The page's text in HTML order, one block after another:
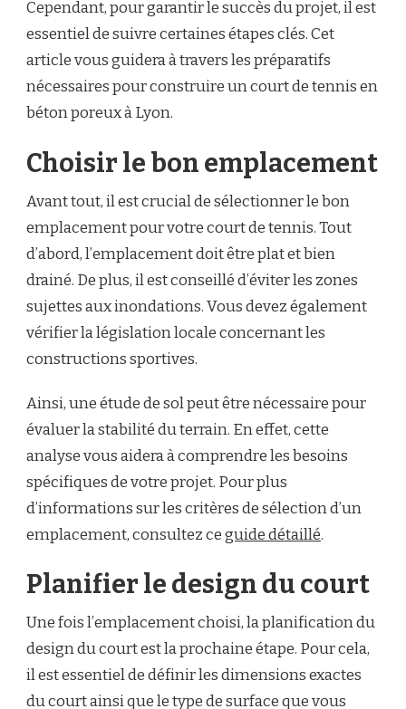
POREUX
LYON
Cependant, pour garantir le succès du projet, il est
essentiel de suivre certaines étapes clés. Cet
article vous guidera à travers les préparatifs
nécessaires pour construire un court de tennis en
béton poreux à Lyon.
Choisir le bon emplacement
Avant tout, il est crucial de sélectionner le bon
emplacement pour votre court de tennis. Tout
d’abord, l’emplacement doit être plat et bien
drainé. De plus, il est conseillé d’éviter les zones
sujettes aux inondations. Vous devez également
vérifier la législation locale concernant les
constructions sportives.
Ainsi, une étude de sol peut être nécessaire pour
évaluer la stabilité du terrain. En effet, cette
analyse vous aidera à comprendre les besoins
spécifiques de votre projet. Pour plus
d’informations sur les critères de sélection d’un
emplacement, consultez ceguide détaillé.
Planifier le design du court
Une fois l’emplacement choisi, la planification du
design du court est la prochaine étape. Pour cela,
il est essentiel de définir les dimensions exactes
du court ainsi que le type de surface que vous